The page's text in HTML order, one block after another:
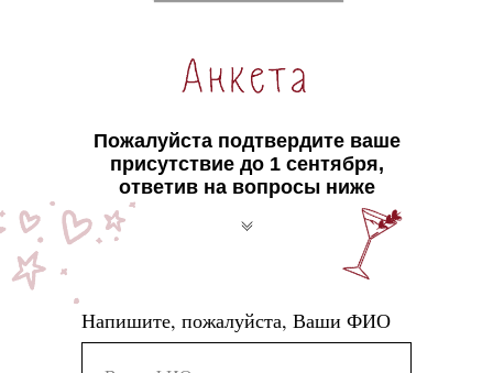
Пожалуйста подтвердите ваше
присутствие до 1 сентября,
ответив на вопросы ниже
Напишите, пожалуйста, Ваши ФИО